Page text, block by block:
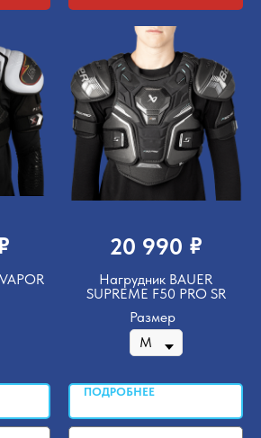
20 990 ₽
Нагрудник BAUER
SUPREME F50 PRO SR
Размер
ПОДРОБНЕЕ